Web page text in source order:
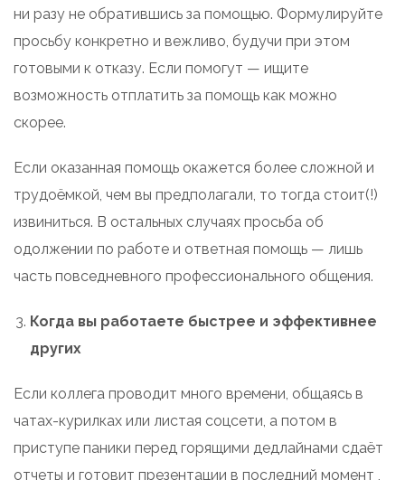
ни разу не обратившись за помощью. Формулируйте
просьбу конкретно и вежливо, будучи при этом
готовыми к отказу. Если помогут — ищите
возможность отплатить за помощь как можно
скорее.
Если оказанная помощь окажется более сложной и
трудоёмкой, чем вы предполагали, то тогда стоит(!)
извиниться. В остальных случаях просьба об
одолжении по работе и ответная помощь — лишь
часть повседневного профессионального общения.
Когда вы работаете быстрее и эффективнее
других
Если коллега проводит много времени, общаясь в
чатах-курилках или листая соцсети, а потом в
приступе паники перед горящими дедлайнами сдаёт
отчеты и готовит презентации в последний момент ,